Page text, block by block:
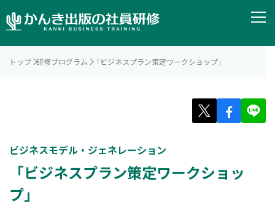
トップ 研修プログラム 「ビジネスプラン策定ワークショップ」
ビジネスモデル・ジェネレーション
「ビジネスプラン策定ワークショッ
プ」